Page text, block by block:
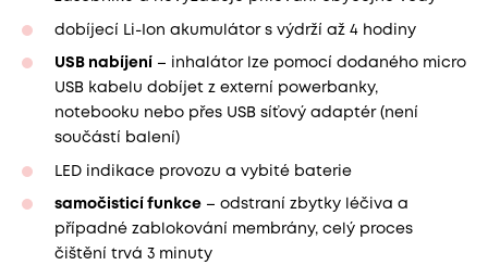
dobíjecí Li-Ion akumulátor s výdrží až 4 hodiny
USB nabíjení
– inhalátor lze pomocí dodaného micro
USB kabelu dobíjet z externí powerbanky,
notebooku nebo přes USB síťový adaptér (není
součástí balení)
LED indikace provozu a vybité baterie
samočisticí funkce – odstraní zbytky léčiva a
případné zablokování membrány, celý proces
čištění trvá 3 minuty